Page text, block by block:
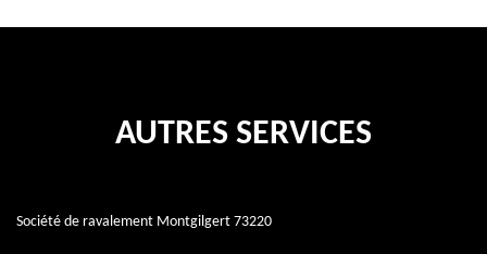
AUTRES SERVICES
Société de ravalement Montgilgert 73220